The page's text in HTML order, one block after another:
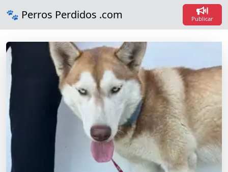
🐾 Perros Perdidos .com Publicar